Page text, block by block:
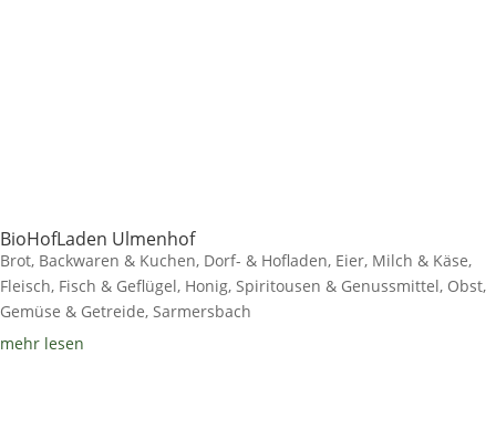
BioHofLaden Ulmenhof
Brot, Backwaren & Kuchen, Dorf- & Hofladen, Eier, Milch & Käse,
Fleisch, Fisch & Geflügel, Honig, Spiritousen & Genussmittel, Obst,
Gemüse & Getreide, Sarmersbach
mehr lesen